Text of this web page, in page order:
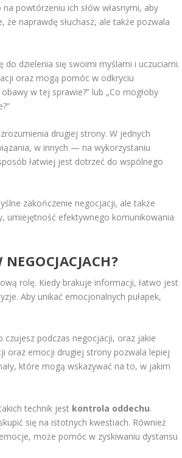
powtórzeniu ich słów własnymi, aby
naprawdę słuchasz, ale także pozwala
do dzielenia się swoimi myślami i uczuciami.
oraz mogą pomóc w odkryciu
w tej sprawie?” lub „Co mogłoby
drugiej strony. W jednych
w innych — na wykorzystaniu
łatwiej jest dotrzeć do wspólnego
zakończenie negocjacji, ale także
umiejętność efektywnego komunikowania
rolę. Kiedy brakuje informacji, łatwo jest
Aby unikać emocjonalnych pułapek,
czujesz podczas negocjacji, oraz jakie
oraz emocji drugiej strony pozwala lepiej
które mogą wskazywać na to, w jakim
technik jest kontrola oddechu.
się na istotnych kwestiach. Również
może pomóc w zyskiwaniu dystansu